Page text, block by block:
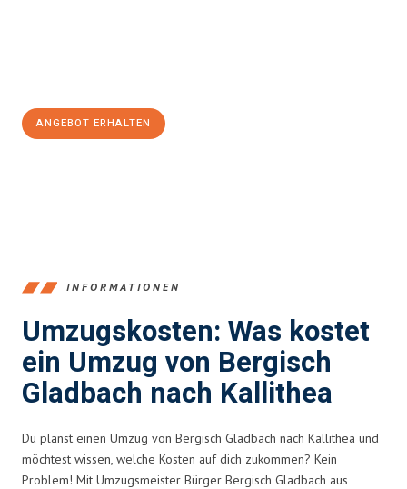
ANGEBOT ERHALTEN
INFORMATIONEN
Umzugskosten: Was kostet
ein Umzug von Bergisch
Gladbach nach Kallithea
Du planst einen Umzug von Bergisch Gladbach nach Kallithea und
möchtest wissen, welche Kosten auf dich zukommen? Kein
Problem! Mit Umzugsmeister Bürger Bergisch Gladbach aus